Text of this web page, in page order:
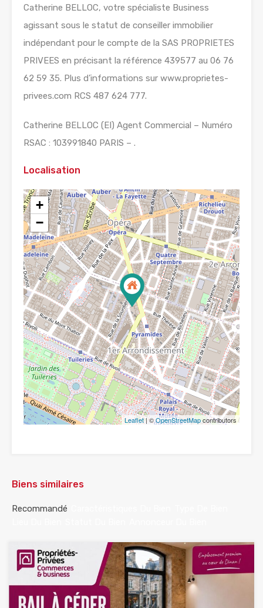
Catherine BELLOC, votre spécialiste Business
agissant sous le statut de conseiller immobilier
indépendant pour le compte de la SAS PROPRIETES
PRIVEES en précisant la référence 439577 au 06 76
62 59 35. Plus d’informations sur www.proprietes-
privees.com RCS 487 624 777.
Catherine BELLOC (EI) Agent Commercial – Numéro
RSAC : 103991840 PARIS – .
Localisation
+
−
Leaflet| ©OpenStreetMapcontributors
Biens similaires
Recommandé